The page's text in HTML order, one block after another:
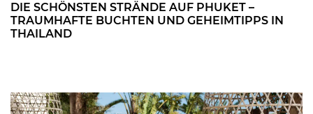
DIE SCHÖNSTEN STRÄNDE AUF PHUKET –
TRAUMHAFTE BUCHTEN UND GEHEIMTIPPS IN
THAILAND